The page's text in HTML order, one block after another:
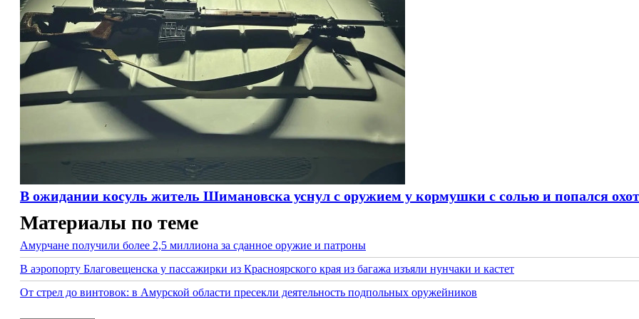
В ожидании косуль житель Шимановска уснул с оружием у кормушки с солью и попался
Материалы по теме
Амурчане получили более 2,5 миллиона за сданное оружие и патроны
В аэропорту Благовещенска у пассажирки из Красноярского края из багажа изъяли нунчаки и кастет
От стрел до винтовок: в Амурской области пресекли деятельность подпольных оружейников